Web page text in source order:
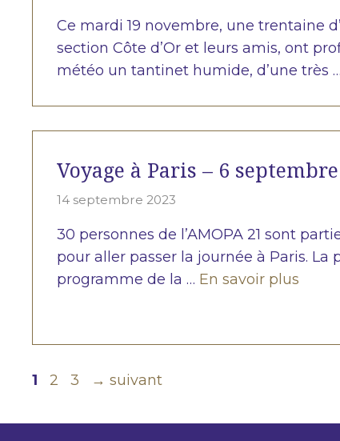
Ce mardi 19 novembre, une trentaine
section Côte d’Or et leurs amis, ont
météo un tantinet humide, d’une très …
Voyage à Paris – 6
14 septembre 2023
30 personnes de l’AMOPA 21 sont
pour aller passer la journée à Paris. La
programme de la … En savoir plus
Page
1 Page
2 Page
3 → suivant